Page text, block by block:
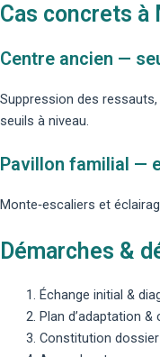
Cas concrets à
Centre ancien —
Suppression des
seuils à niveau.
Pavillon familial —
Monte‑escaliers et
Démarches &
Échange initial &
Plan d’adaptation
Constitution